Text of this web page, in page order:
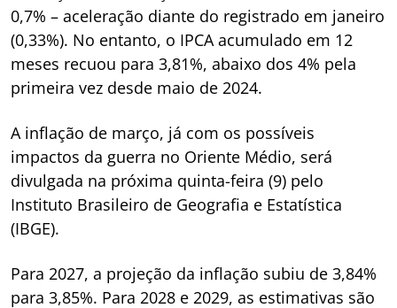
0,7% – aceleração diante do registrado em janeiro
(0,33%). No entanto, o IPCA acumulado em 12
meses recuou para 3,81%, abaixo dos 4% pela
primeira vez desde maio de 2024.
A inflação de março, já com os possíveis
impactos da guerra no Oriente Médio, será
divulgada na próxima quinta-feira (9) pelo
Instituto Brasileiro de Geografia e Estatística
(IBGE).
Para 2027, a projeção da inflação subiu de 3,84%
para 3,85%. Para 2028 e 2029, as estimativas são